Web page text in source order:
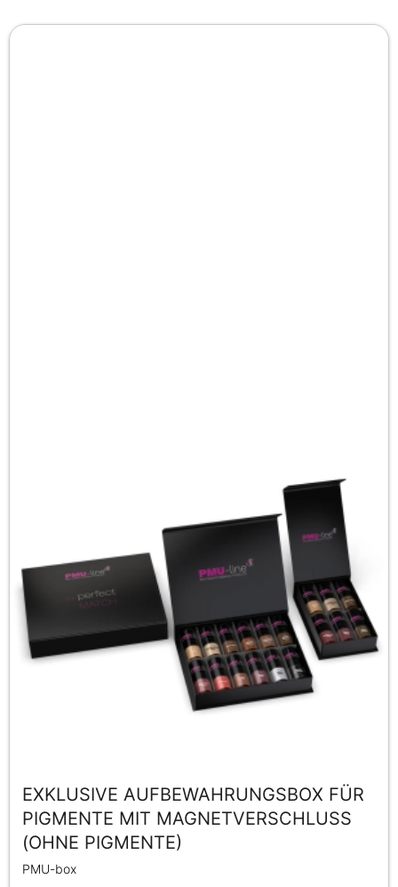
EXKLUSIVE AUFBEWAHRUNGSBOX FÜR
PIGMENTE MIT MAGNETVERSCHLUSS
(OHNE PIGMENTE)
PMU-box